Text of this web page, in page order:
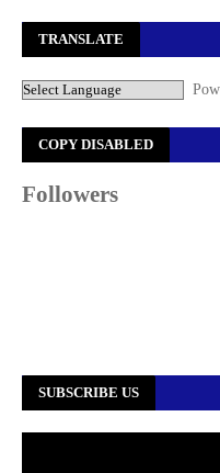
TRANSLATE
COPY DISABLED
Followers
SUBSCRIBE US